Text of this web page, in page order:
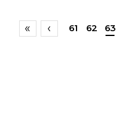
61 62 63